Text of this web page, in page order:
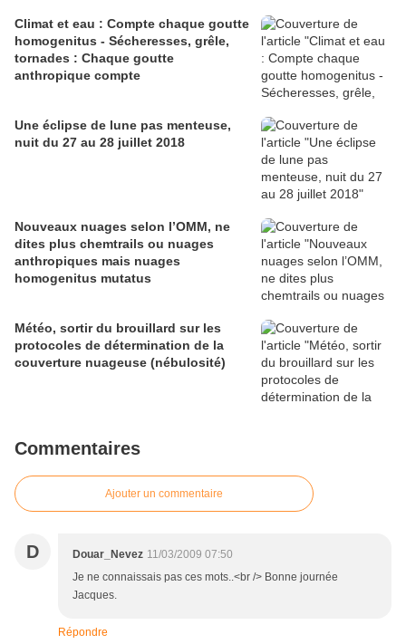
Climat et eau : Compte chaque goutte
homogenitus - Sécheresses, grêle,
tornades : Chaque goutte
anthropique compte
Une éclipse de lune pas menteuse,
nuit du 27 au 28 juillet 2018
Nouveaux nuages selon l’OMM, ne
dites plus chemtrails ou nuages
anthropiques mais nuages
homogenitus mutatus
Météo, sortir du brouillard sur les
protocoles de détermination de la
couverture nuageuse (nébulosité)
Commentaires
Ajouter un commentaire
D Douar_Nevez 11/03/2009 07:50
Je ne connaissais pas ces mots..<br /> Bonne journée
Jacques.
Répondre